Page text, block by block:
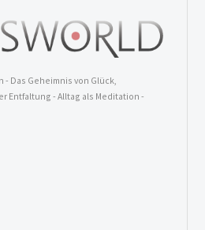
- Das Geheimnis von Glück,
Entfaltung - Alltag als Meditation -